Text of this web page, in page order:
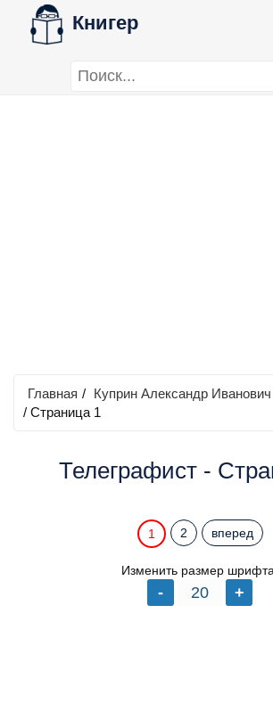
Книгер
Главная / Куприн Александр Иванович
/ Страница 1
Телеграфист -
1 2 вперед
Изменить размер